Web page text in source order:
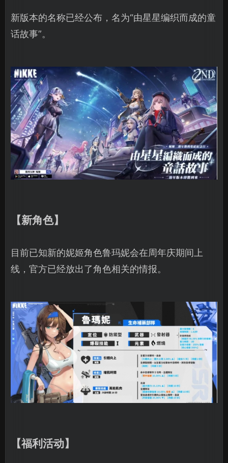
新版本的名称已经公布，名为“由星星编织而成的童
话故事”。
【新角色】
目前已知新的妮姬角色鲁玛妮会在周年庆期间上
线，官方已经放出了角色相关的情报。
【福利活动】